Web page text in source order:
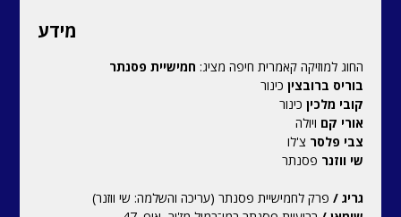
מידע
החוג למוזיקה קאמרית חיפה מציג: חמישיית פסנתר
בוריס ברובצין כינור
קובי מלכין כינור
אורי קם ויולה
צבי פלסר צ'לו
שי ווזנר פסנתר
גריג / פרק לחמישיית פסנתר (עריכה והשלמה: שי ווזנר)